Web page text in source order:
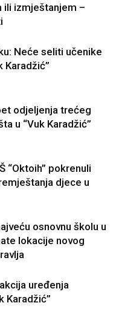
ili izmještanjem –
Neće seliti učenike
Karadžić”
odjeljenja trećeg
u “Vuk Karadžić”
“Oktoih” pokrenuli
djece u
osnovnu školu u
lokacije novog
uređenja
Karadžić”